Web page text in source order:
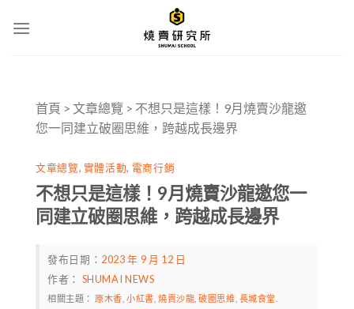
首頁 > 文章總覽 > 不想只是這樣！9月燒賣沙龍邀
您一同建立破圈思維，跨越成長邊界
文章總覽, 實體活動, 電商行銷
不想只是這樣！9月燒賣沙龍邀您一
同建立破圈思維，跨越成長邊界
發布日期： 2023 年 9 月 12 日
作者： SHUMAI NEWS
相關主題： 原木香 ,小紅書 燒賣沙龍 ,破圈思維 長城食堂